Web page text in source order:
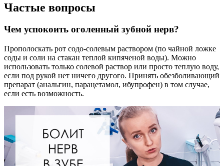
Частые вопросы
Чем успокоить оголенный зубной нерв?
Прополоскать рот содо-солевым раствором (по чайной ложке
соды и соли на стакан теплой кипяченой воды). Можно
использовать только солевой раствор или просто теплую воду,
если под рукой нет ничего другого. Принять обезболивающий
препарат (анальгин, парацетамол, ибупрофен) в том случае,
если есть возможность.